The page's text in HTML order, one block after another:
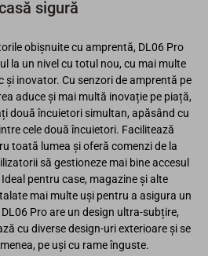
sigură
obișnuite cu amprentă, DL06 Pro
la un nivel cu totul nou, cu mai multe
și inovator. Cu senzori de amprentă pe
aduce și mai multă inovație pe piață,
două încuietori simultan, apăsând cu
cele două încuietori. Facilitează
toată lumea și oferă comenzi de la
să gestioneze mai bine accesul
pentru case, magazine și alte
mai multe uși pentru a asigura un
Pro are un design ultra-subțire,
cu diverse design-uri exterioare și se
pe uși cu rame înguste.